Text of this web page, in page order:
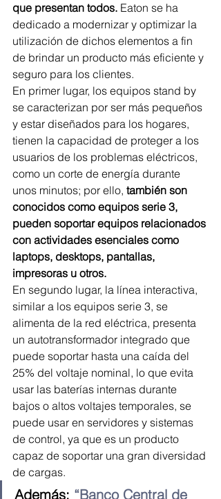
que presentan todos. Eaton se ha
dedicado a modernizar y optimizar la
utilización de dichos elementos a fin
de brindar un producto más eficiente y
seguro para los clientes.
En primer lugar, los equipos stand by
se caracterizan por ser más pequeños
y estar diseñados para los hogares,
tienen la capacidad de proteger a los
usuarios de los problemas eléctricos,
como un corte de energía durante
unos minutos; por ello, también son
conocidos como equipos serie 3,
pueden soportar equipos relacionados
con actividades esenciales como
laptops, desktops, pantallas,
impresoras u otros.
En segundo lugar, la línea interactiva,
similar a los equipos serie 3, se
alimenta de la red eléctrica, presenta
un autotransformador integrado que
puede soportar hasta una caída del
25% del voltaje nominal, lo que evita
usar las baterías internas durante
bajos o altos voltajes temporales, se
puede usar en servidores y sistemas
de control, ya que es un producto
capaz de soportar una gran diversidad
de cargas.
Además: “Banco Central de